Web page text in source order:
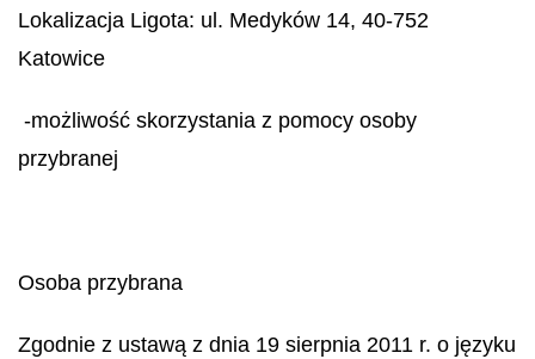
Lokalizacja Ligota: ul. Medyków 14, 40-752
Katowice
-możliwość skorzystania z pomocy osoby
przybranej
Osoba przybrana
Zgodnie z ustawą z dnia 19 sierpnia 2011 r. o języku